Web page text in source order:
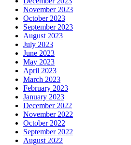
November 2023
October 2023
September 2023
August 2023
July 2023
June 2023
May 2023
April 2023
March 2023
February 2023
January 2023
December 2022
November 2022
October 2022
September 2022
August 2022